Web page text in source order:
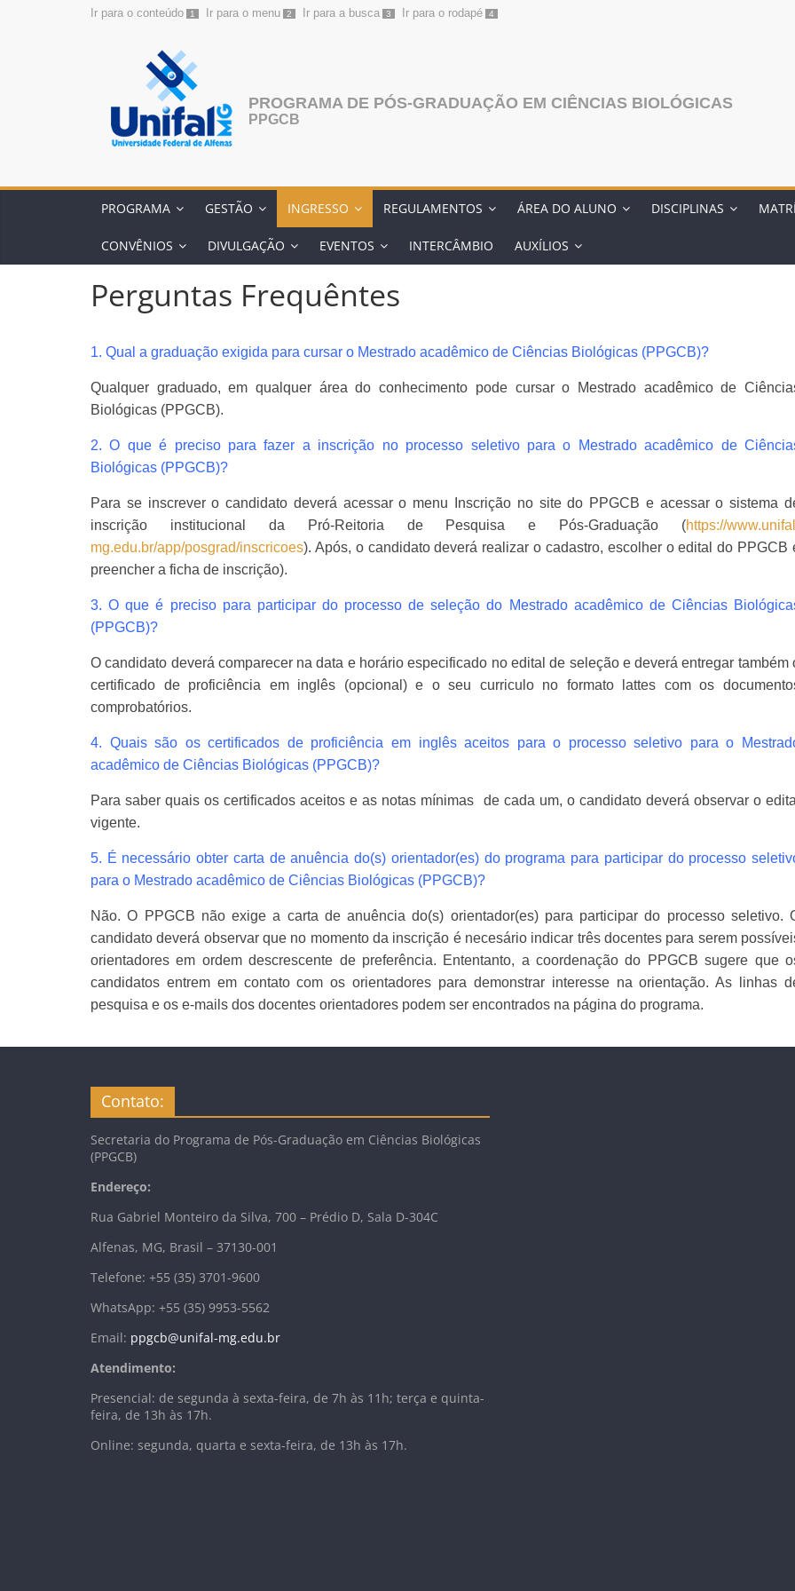
Ir para o conteúdo 1 Ir para o menu 2 Ir para a busca 3 Ir para o rodapé 4
PROGRAMA DE PÓS-GRADUAÇÃO EM CIÊNCIAS BIOLÓGICAS
PPGCB
PROGRAMA GESTÃO INGRESSO REGULAMENTOS ÁREA DO ALUNO DISCIPLINAS
CONVÊNIOS DIVULGAÇÃO EVENTOS INTERCÂMBIO AUXÍLIOS
Perguntas Frequêntes
1. Qual a graduação exigida para cursar o Mestrado acadêmico de Ciências Biológicas (PPGCB)?
Qualquer graduado, em qualquer área do conhecimento pode cursar o Mestrado acadêmico de
Biológicas (PPGCB).
2. O que é preciso para fazer a inscrição no processo seletivo para o Mestrado acadêmico de
Biológicas (PPGCB)?
Para se inscrever o candidato deverá acessar o menu Inscrição no site do PPGCB e acessar o sistema
inscrição institucional da Pró-Reitoria de Pesquisa e Pós-Graduação (https://
mg.edu.br/app/posgrad/inscricoes). Após, o candidato deverá realizar o cadastro, escolher o edital do PPGCB
preencher a ficha de inscrição).
3. O que é preciso para participar do processo de seleção do Mestrado acadêmico de Ciências
(PPGCB)?
O candidato deverá comparecer na data e horário especificado no edital de seleção e deverá entregar também
certificado de proficiência em inglês (opcional) e o seu curriculo no formato lattes com os
comprobatórios.
4. Quais são os certificados de proficiência em inglês aceitos para o processo seletivo para o
acadêmico de Ciências Biológicas (PPGCB)?
Para saber quais os certificados aceitos e as notas mínimas de cada um, o candidato deverá observar o edital
vigente.
5. É necessário obter carta de anuência do(s) orientador(es) do programa para participar do processo
para o Mestrado acadêmico de Ciências Biológicas (PPGCB)?
Não. O PPGCB não exige a carta de anuência do(s) orientador(es) para participar do processo seletivo.
candidato deverá observar que no momento da inscrição é necesário indicar três docentes para serem
orientadores em ordem descrescente de preferência. Ententanto, a coordenação do PPGCB sugere que
candidatos entrem em contato com os orientadores para demonstrar interesse na orientação. As linhas
pesquisa e os e-mails dos docentes orientadores podem ser encontrados na página do programa.
Contato:
Secretaria do Programa de Pós-Graduação em Ciências Biológicas
(PPGCB)
Endereço:
Rua Gabriel Monteiro da Silva, 700 – Prédio D, Sala D-304C
Alfenas, MG, Brasil – 37130-001
Telefone: +55 (35) 3701-9600
WhatsApp: +55 (35) 9953-5562
Email: ppgcb@unifal-mg.edu.br
Atendimento:
Presencial: de segunda à sexta-feira, de 7h às 11h; terça e quinta-
feira, de 13h às 17h.
Online: segunda, quarta e sexta-feira, de 13h às 17h.